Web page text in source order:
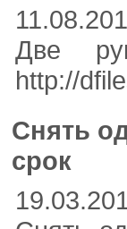
Две
http://
Снять
срок